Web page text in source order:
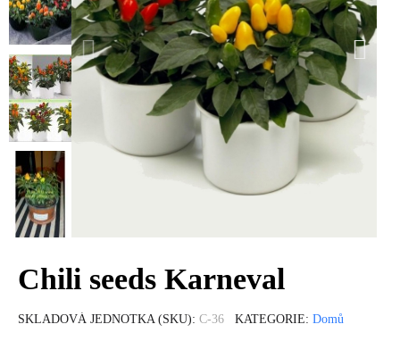
Chili seeds Karneval
SKLADOVÁ JEDNOTKA (SKU) C-36 KATEGORIE Domů